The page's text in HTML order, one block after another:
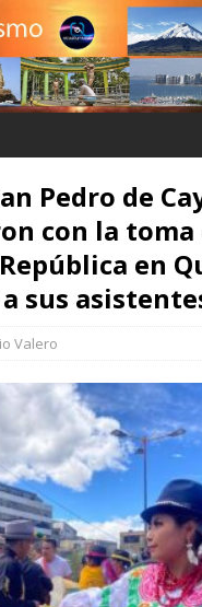
Pedro de
con la toma
en
sus
Valero